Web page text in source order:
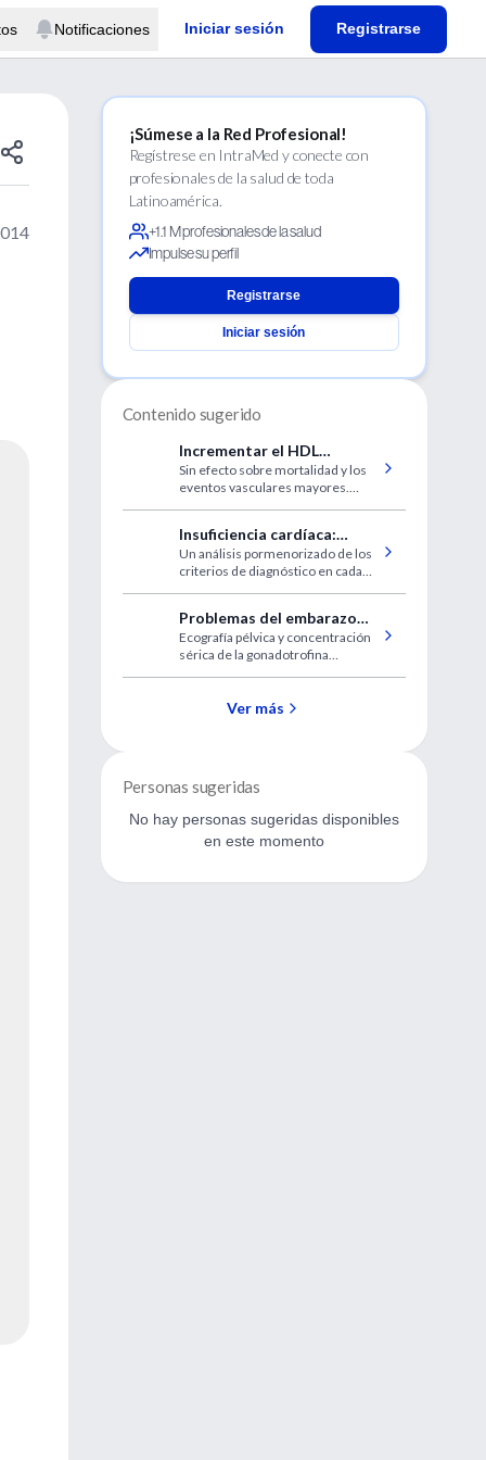
Notificaciones Iniciar sesión Registrarse
¡Súmese a la Red Profesional!
Regístrese en IntraMed y conecte con
profesionales de la salud de toda
Latinoamérica.
+1.1 M profesionales de la salud
Impulse su perfil
Registrarse
Iniciar sesión
Contenido sugerido
Incrementar el HDL
Colesterol para reducir el
riesgo CV
Sin efecto sobre mortalidad y los
eventos vasculares mayores.
incrementar el HDL sería útil para
reducir los eventos
cardiovasculares los ensayos
sustanciales no apoyan este
concepto.
Insuficiencia cardíaca:
diagnóstico y tratamiento
Un análisis pormenorizado de los
criterios de diagnóstico en cada
actualizadas.
Problemas del embarazo
intrauterino no viable al
comienzo del primer
trimestre
Ecografía pélvica y concentración
sérica de la gonadotrofina
y manejo de los problemas del
Ver más
Personas sugeridas
No hay personas sugeridas disponibles
en este momento